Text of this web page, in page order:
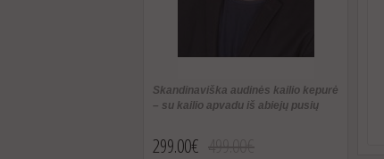
Skandinaviška audinės kailio kepurė
– su kailio apvadu iš abiejų pusių
299.00€